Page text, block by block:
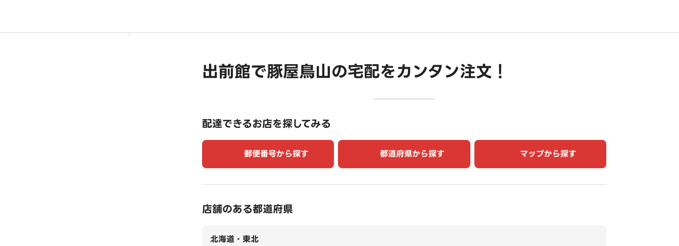
出前館で豚屋鳥山の宅配をカンタン注文！
配達できるお店を探してみる
郵便番号から探す 都道府県から探す マップから探す
店舗のある都道府県
北海道・東北